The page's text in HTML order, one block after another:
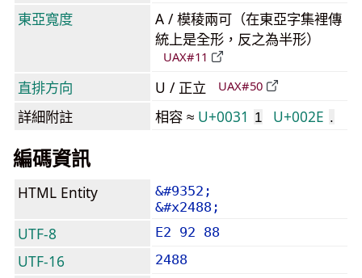
東亞寬度
A / 模稜兩可（在東亞字集裡傳
統上是全形，反之為半形）
UAX#11
直排方向 U / 正立 UAX#50
詳細附註 相容 ≈ U+0031 1 U+002E
編碼資訊
HTML Entity
&#9352;
&#x2488;
UTF-8 E2 92 88
UTF-16 2488